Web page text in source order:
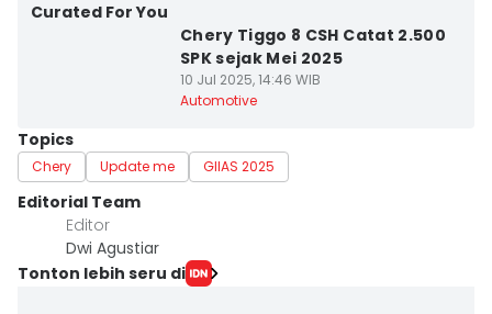
Curated For You
Chery Tiggo 8 CSH Catat 2.500
SPK sejak Mei 2025
10 Jul 2025, 14:46 WIB
Automotive
Topics
Chery Update me GIIAS 2025
Editorial Team
Editor
Dwi Agustiar
Tonton lebih seru di